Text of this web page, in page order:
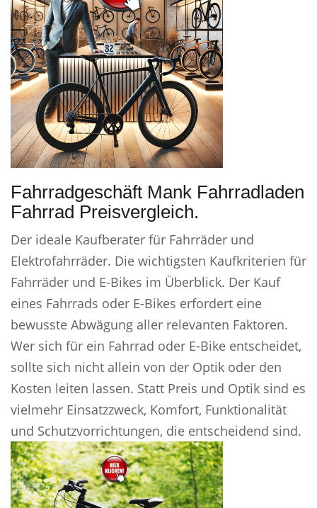
Fahrradgeschäft Mank Fahrradladen
Fahrrad Preisvergleich.
Der ideale Kaufberater für Fahrräder und
Elektrofahrräder. Die wichtigsten Kaufkriterien für
Fahrräder und E-Bikes im Überblick. Der Kauf
eines Fahrrads oder E-Bikes erfordert eine
bewusste Abwägung aller relevanten Faktoren.
Wer sich für ein Fahrrad oder E-Bike entscheidet,
sollte sich nicht allein von der Optik oder den
Kosten leiten lassen. Statt Preis und Optik sind es
vielmehr Einsatzzweck, Komfort, Funktionalität
und Schutzvorrichtungen, die entscheidend sind.